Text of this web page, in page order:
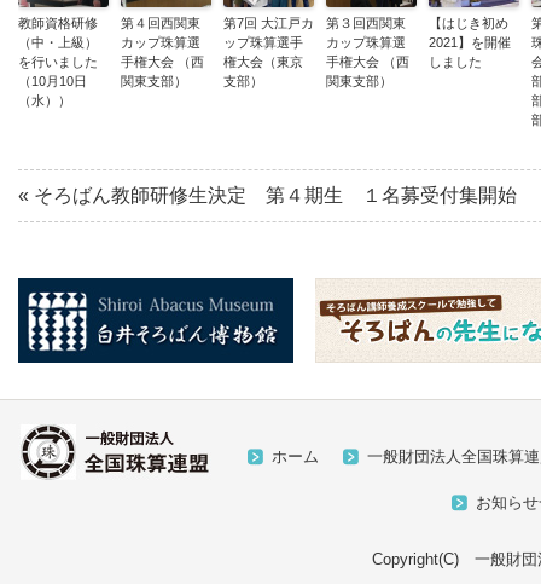
教師資格研修
（中・上級）
を行いました
（10月10日
（水））
第４回西関東
カップ珠算選
手権大会 （西
関東支部）
第7回 大江戸カ
ップ珠算選手
権大会（東京
支部）
第３回西関東
カップ珠算選
手権大会 （西
関東支部）
【はじき初め
2021】を開催
しました
« そろばん教師研修生決定 第４期生 １名募受付集開始
一般財団法人全国珠算
ホーム
お知ら
Copyright(C) 一般財団